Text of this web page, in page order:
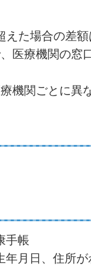
た場合の差額
医療機関の窓
機関ごとに異
手帳
年月日、住所